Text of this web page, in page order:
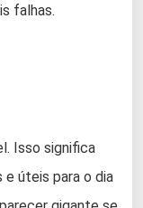
falhas.
Isso significa
e úteis para o dia